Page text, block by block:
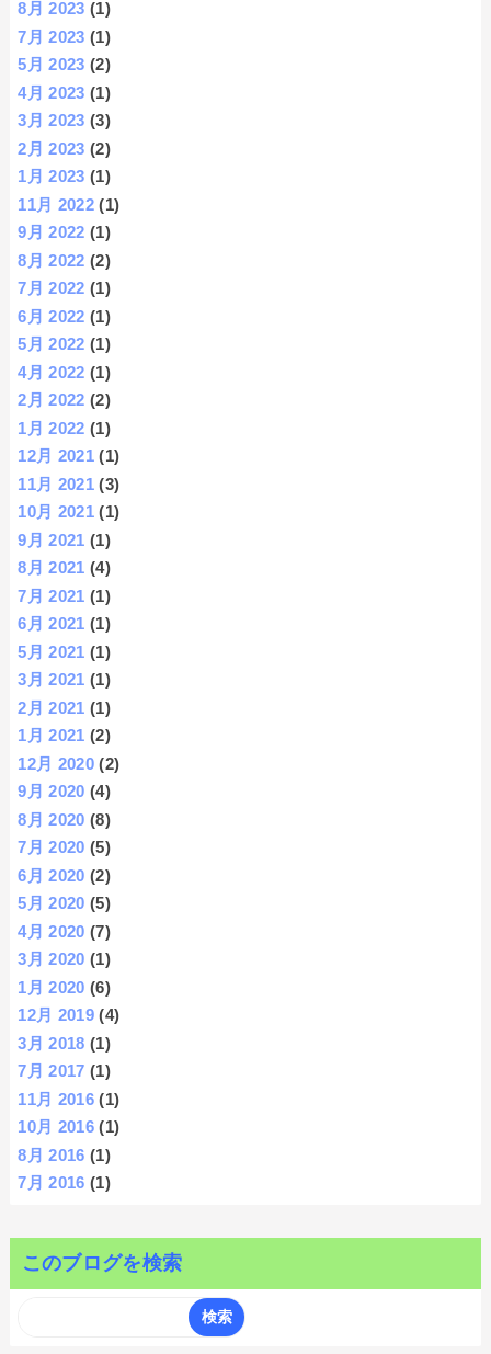
8月 2023 (1)
7月 2023 (1)
5月 2023 (2)
4月 2023 (1)
3月 2023 (3)
2月 2023 (2)
1月 2023 (1)
11月 2022 (1)
9月 2022 (1)
8月 2022 (2)
7月 2022 (1)
6月 2022 (1)
5月 2022 (1)
4月 2022 (1)
2月 2022 (2)
1月 2022 (1)
12月 2021 (1)
11月 2021 (3)
10月 2021 (1)
9月 2021 (1)
8月 2021 (4)
7月 2021 (1)
6月 2021 (1)
5月 2021 (1)
3月 2021 (1)
2月 2021 (1)
1月 2021 (2)
12月 2020 (2)
9月 2020 (4)
8月 2020 (8)
7月 2020 (5)
6月 2020 (2)
5月 2020 (5)
4月 2020 (7)
3月 2020 (1)
1月 2020 (6)
12月 2019 (4)
3月 2018 (1)
7月 2017 (1)
11月 2016 (1)
10月 2016 (1)
8月 2016 (1)
7月 2016 (1)
このブログを検索